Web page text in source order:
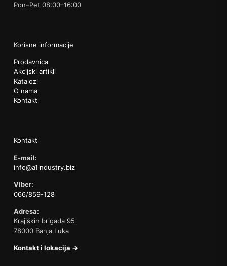
Pon–Pet 08:00–16:00
Korisne informacije
Prodavnica
Akcijski artikli
Katalozi
O nama
Kontakt
Kontakt
E-mail:
info@a1industry.biz
Viber:
066/859-128
Adresa:
Krajiških brigada 95
78000 Banja Luka
Kontakt i lokacija →